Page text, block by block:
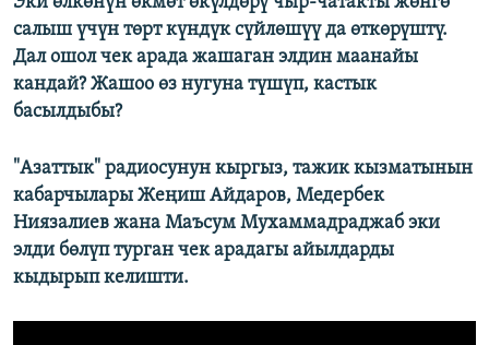
салыш үчүн төрт күндүк сүйлөшүү да өткөрүштү.
Дал ошол чек арада жашаган элдин маанайы
кандай? Жашоо өз нугуна түшүп, кастык
басылдыбы?
"Азаттык" радиосунун кыргыз, тажик кызматынын
кабарчылары Жеңиш Айдаров, Медербек
Ниязалиев жана Маъсум Мухаммадраджаб эки
элди бөлүп турган чек арадагы айылдарды
кыдырып келишти.